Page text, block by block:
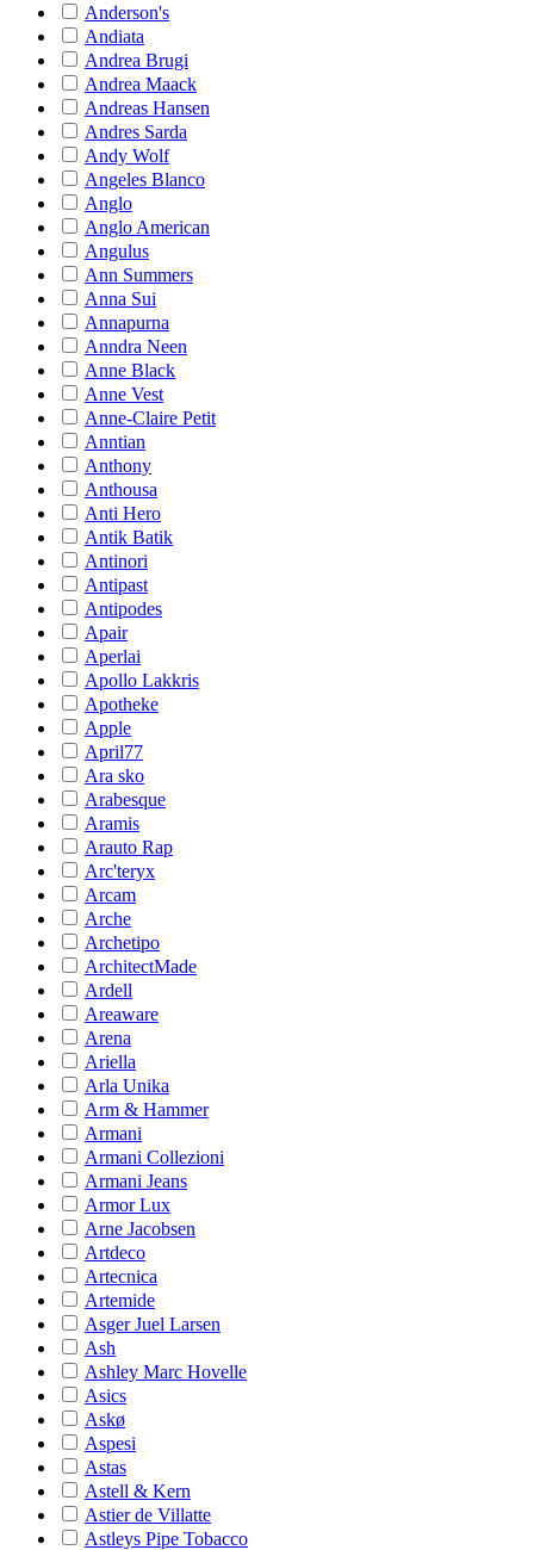
Anderson's
Andiata
Andrea Brugi
Andrea Maack
Andreas Hansen
Andres Sarda
Andy Wolf
Angeles Blanco
Anglo
Anglo American
Angulus
Ann Summers
Anna Sui
Annapurna
Anndra Neen
Anne Black
Anne Vest
Anne-Claire Petit
Anntian
Anthony
Anthousa
Anti Hero
Antik Batik
Antinori
Antipast
Antipodes
Apair
Aperlai
Apollo Lakkris
Apotheke
Apple
April77
Ara sko
Arabesque
Aramis
Arauto Rap
Arc'teryx
Arcam
Arche
Archetipo
ArchitectMade
Ardell
Areaware
Arena
Ariella
Arla Unika
Arm & Hammer
Armani
Armani Collezioni
Armani Jeans
Armor Lux
Arne Jacobsen
Artdeco
Artecnica
Artemide
Asger Juel Larsen
Ash
Ashley Marc Hovelle
Asics
Askø
Aspesi
Astas
Astell & Kern
Astier de Villatte
Astleys Pipe Tobacco